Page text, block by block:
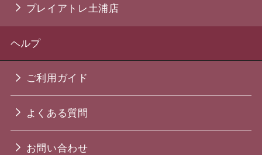
プレイアトレ土浦店
ヘルプ
ご利用ガイド
よくある質問
お問い合わせ